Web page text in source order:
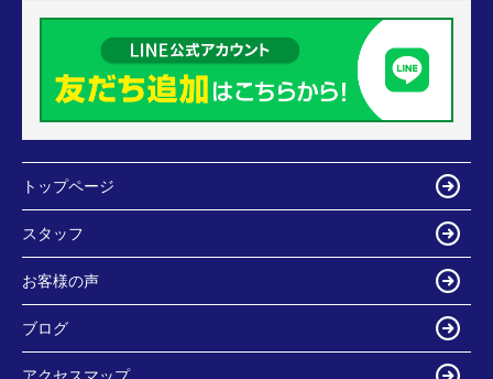
トップページ
スタッフ
お客様の声
ブログ